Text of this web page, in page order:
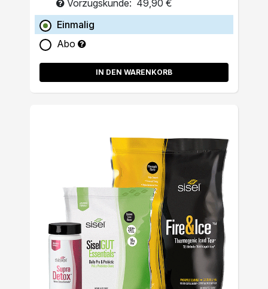
Vorzugskunde: 49,90 €
Einmalig
Abo
IN DEN WARENKORB